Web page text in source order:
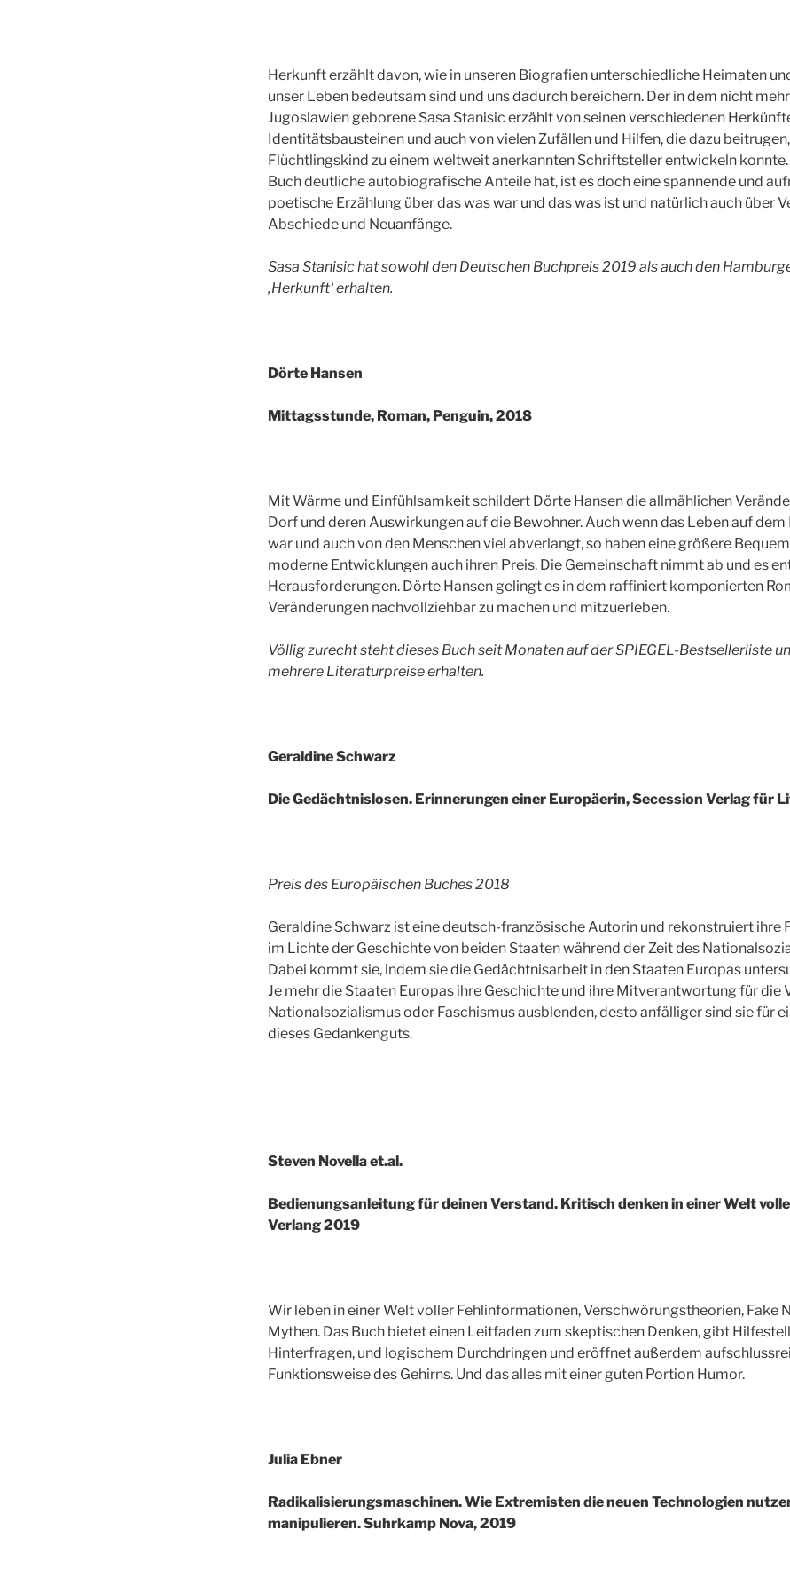
Herkunft erzählt davon, wie in unseren Biografien unterschiedliche Heimaten
unser Leben bedeutsam sind und uns dadurch bereichern. Der in dem nicht
Jugoslawien geborene Sasa Stanisic erzählt von seinen verschiedenen
Identitätsbausteinen und auch von vielen Zufällen und Hilfen, die dazu
Flüchtlingskind zu einem weltweit anerkannten Schriftsteller entwickeln
Buch deutliche autobiografische Anteile hat, ist es doch eine spannende und
poetische Erzählung über das was war und das was ist und natürlich auch über
Abschiede und Neuanfänge.
Sasa Stanisic hat sowohl den Deutschen Buchpreis 2019 als auch den
‚Herkunft‘ erhalten.
Dörte Hansen
Mittagsstunde, Roman, Penguin, 2018
Mit Wärme und Einfühlsamkeit schildert Dörte Hansen die allmählichen
Dorf und deren Auswirkungen auf die Bewohner. Auch wenn das Leben auf
war und auch von den Menschen viel abverlangt, so haben eine größere
moderne Entwicklungen auch ihren Preis. Die Gemeinschaft nimmt ab und es
Herausforderungen. Dörte Hansen gelingt es in dem raffiniert komponierten
Veränderungen nachvollziehbar zu machen und mitzuerleben.
Völlig zurecht steht dieses Buch seit Monaten auf der SPIEGEL-Bestsellerliste
mehrere Literaturpreise erhalten.
Geraldine Schwarz
Die Gedächtnislosen. Erinnerungen einer Europäerin, Secession Verlag für
Preis des Europäischen Buches 2018
Geraldine Schwarz ist eine deutsch-französische Autorin und rekonstruiert ihre
im Lichte der Geschichte von beiden Staaten während der Zeit des
Dabei kommt sie, indem sie die Gedächtnisarbeit in den Staaten Europas
Je mehr die Staaten Europas ihre Geschichte und ihre Mitverantwortung für die
Nationalsozialismus oder Faschismus ausblenden, desto anfälliger sind sie für
dieses Gedankenguts.
Steven Novella et.al.
Bedienungsanleitung für deinen Verstand. Kritisch denken in einer Welt
Verlang 2019
Wir leben in einer Welt voller Fehlinformationen, Verschwörungstheorien, Fake
Mythen. Das Buch bietet einen Leitfaden zum skeptischen Denken, gibt
Hinterfragen, und logischem Durchdringen und eröffnet außerdem
Funktionsweise des Gehirns. Und das alles mit einer guten Portion Humor.
Julia Ebner
Radikalisierungsmaschinen. Wie Extremisten die neuen Technologien
manipulieren. Suhrkamp Nova, 2019